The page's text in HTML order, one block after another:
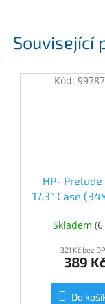
Související
HP- Prelude
17.3" Case
Skladem (6
321 Kč bez
389
Do
Kód: